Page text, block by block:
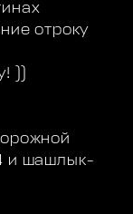
отроку
))
и шашлык-